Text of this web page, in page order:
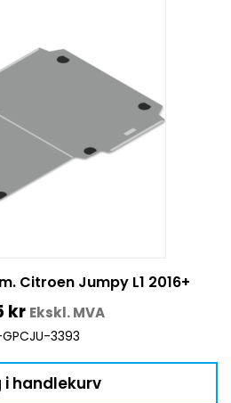
Citroen Jumpy L1 2016+
kr Ekskl. MVA
GPCJU-3393
i handlekurv